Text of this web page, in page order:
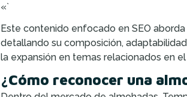
«`
Este contenido enfocado en SEO
detallando su composición,
la expansión en temas relacionados en
¿Cómo reconocer una